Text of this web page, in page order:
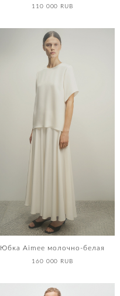
110 000 RUB
Юбка Aimee молочно-белая
160 000 RUB